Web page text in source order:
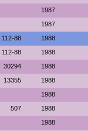
1987
1987
112-88 1988
112-88 1988
30294 1988
13355 1988
1988
507 1988
1988